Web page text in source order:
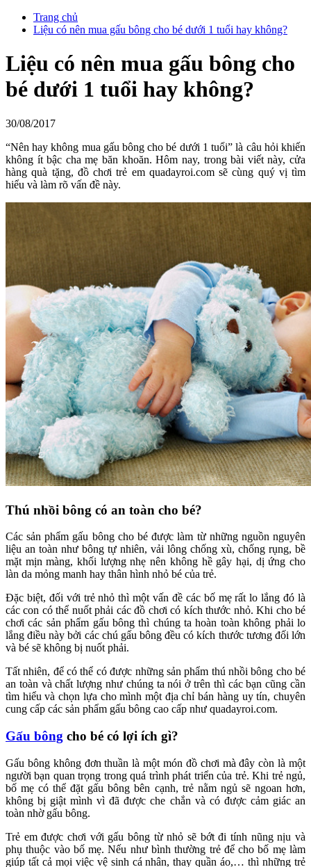
Trang chủ
Liệu có nên mua gấu bông cho bé dưới 1 tuổi hay không?
Liệu có nên mua gấu bông cho
bé dưới 1 tuổi hay không?
30/08/2017
“Nên hay không mua gấu bông cho bé dưới 1 tuổi” là câu hỏi khiến
không ít bậc cha mẹ băn khoăn. Hôm nay, trong bài viết này, cửa
hàng quà tặng, đồ chơi trẻ em quadayroi.com sẽ cùng quý vị tìm
hiểu và làm rõ vấn đề này.
Thú nhồi bông có an toàn cho bé?
Các sản phẩm gấu bông cho bé được làm từ những nguồn nguyên
liệu an toàn như bông tự nhiên, vải lông chống xù, chống rụng, bề
mặt mịn màng, khối lượng nhẹ nên không hề gây hại, dị ứng cho
làn da mỏng manh hay thân hình nhỏ bé của trẻ.
Đặc biệt, đối với trẻ nhỏ thì một vấn đề các bố mẹ rất lo lắng đó là
các con có thể nuốt phải các đồ chơi có kích thước nhỏ. Khi cho bé
chơi các sản phẩm gấu bông thì chúng ta hoàn toàn không phải lo
lắng điều này bởi các chú gấu bông đều có kích thước tương đối lớn
và bé sẽ không bị nuốt phải.
Tất nhiên, để có thể có được những sản phẩm thú nhồi bông cho bé
an toàn và chất lượng như chúng ta nói ở trên thì các bạn cũng cần
tìm hiểu và chọn lựa cho mình một địa chỉ bán hàng uy tín, chuyên
cung cấp các sản phẩm gấu bông cao cấp như quadayroi.com.
Gấu bông cho bé có lợi ích gì?
Gấu bông không đơn thuần là một món đồ chơi mà đây còn là một
người bạn quan trọng trong quá trình phát triển của trẻ. Khi trẻ ngủ,
bố mẹ có thể đặt gấu bông bên cạnh, trẻ nằm ngủ sẽ ngoan hơn,
không bị giật mình vì đã được che chắn và có được cảm giác an
toàn nhờ gấu bông.
Trẻ em được chơi với gấu bông từ nhỏ sẽ bớt đi tính nũng nịu và
phụ thuộc vào bố mẹ. Nếu như bình thường trẻ để cho bố mẹ làm
giúp tất cả mọi việc vệ sinh cá nhân, thay quần áo,… thì những trẻ